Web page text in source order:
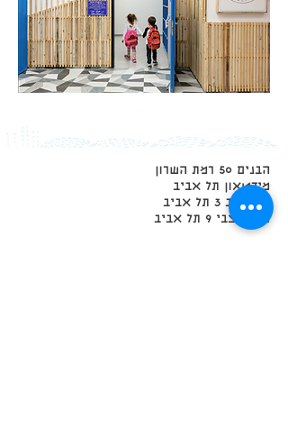
הבנים 50 רמת השרון
מידטאון תל אביב
ברטונוב 3 תל אביב
טירת צבי 9 תל אביב